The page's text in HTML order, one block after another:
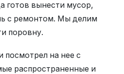
готов вынести мусор,
с ремонтом. Мы делим
поровну.
посмотрел на нее с
распространенные и